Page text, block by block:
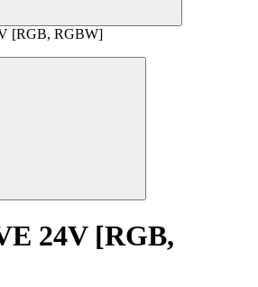
[RGB, RGBW]
24V [RGB,